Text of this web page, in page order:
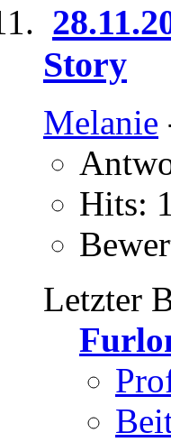
Story
Melanie
Hits:
Letzter